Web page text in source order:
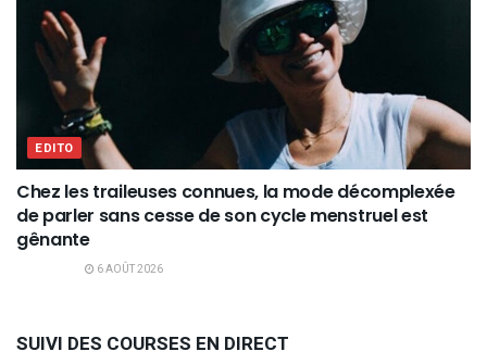
EDITO
Chez les traileuses connues, la mode décomplexée
de parler sans cesse de son cycle menstruel est
gênante
6 AOÛT 2026
SUIVI DES COURSES EN DIRECT